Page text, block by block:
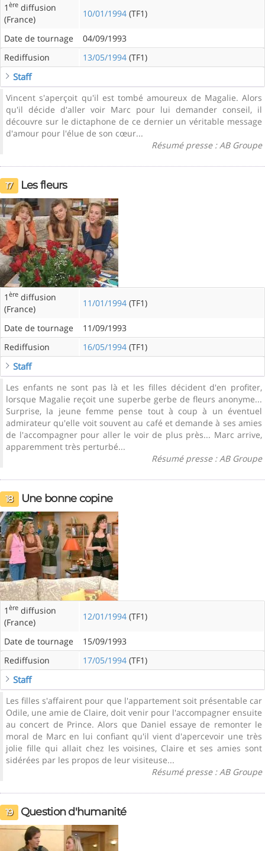
1 ère diffusion
(France)
10/01/1994 (TF1)
Date de tournage
04/09/1993
Rediffusion
13/05/1994 (TF1)
Staff
Vincent s'aperçoit qu'il est tombé amoureux de Magalie. Alors
qu'il décide d'aller voir Marc pour lui demander conseil, il
découvre sur le dictaphone de ce dernier un véritable message
d'amour pour l'élue de son cœur...
Résumé presse : AB Groupe
17 Les fleurs
1 ère diffusion
(France)
11/01/1994 (TF1)
Date de tournage
11/09/1993
Rediffusion
16/05/1994 (TF1)
Staff
Les enfants ne sont pas là et les filles décident d'en profiter,
lorsque Magalie reçoit une superbe gerbe de fleurs anonyme...
Surprise, la jeune femme pense tout à coup à un éventuel
admirateur qu'elle voit souvent au café et demande à ses amies
de l'accompagner pour aller le voir de plus près... Marc arrive,
apparemment très perturbé...
Résumé presse : AB Groupe
18 Une bonne copine
1 ère diffusion
(France)
12/01/1994 (TF1)
Date de tournage
15/09/1993
Rediffusion
17/05/1994 (TF1)
Staff
Les filles s'affairent pour que l'appartement soit présentable car
Odile, une amie de Claire, doit venir pour l'accompagner ensuite
au concert de Prince. Alors que Daniel essaye de remonter le
moral de Marc en lui confiant qu'il vient d'apercevoir une très
jolie fille qui allait chez les voisines, Claire et ses amies sont
sidérées par les propos de leur visiteuse...
Résumé presse : AB Groupe
19 Question d'humanité